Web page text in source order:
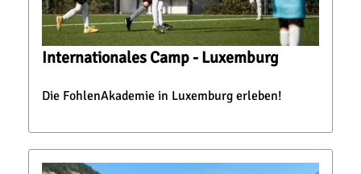
Internationales Camp - Luxemburg
Die FohlenAkademie in Luxemburg erleben!